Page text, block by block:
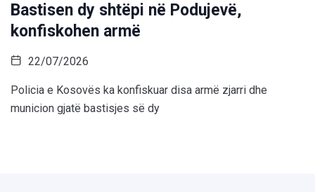
Bastisen dy shtëpi në Podujevë,
konfiskohen armë
22/07/2026
Policia e Kosovës ka konfiskuar disa armë zjarri dhe
municion gjatë bastisjes së dy